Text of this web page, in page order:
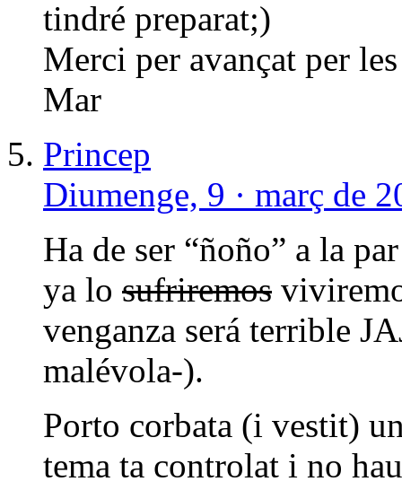
tindré preparat;)
Merci per avançat per
Mar
Princep
Diumenge, 9 · març de
Ha de ser “ñoño” a la
ya lo sufriremos
venganza será terrible
malévola-).
Porto corbata (i vestit)
tema ta controlat i no